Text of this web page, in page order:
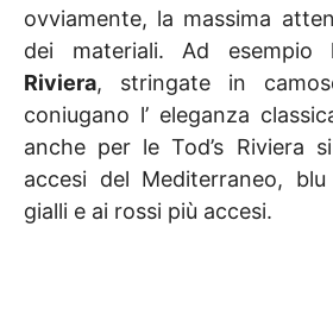
ovviamente, la massima
dei materiali. Ad esempio
Riviera, stringate in
coniugano l’ eleganza
anche per le Tod’s Riviera
accesi del Mediterraneo,
gialli e ai rossi più accesi.